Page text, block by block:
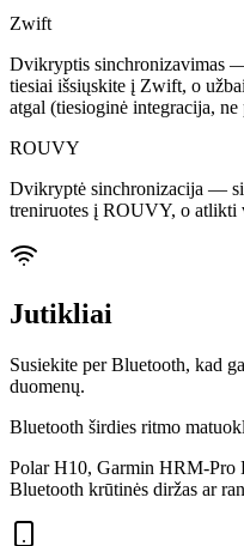
Zwift
Dvikryptis sinchronizavimas
tiesiai išsiųskite į Zwift, o
atgal (tiesioginė integracija, ne
ROUVY
Dvikryptė sinchronizacija —
treniruotes į ROUVY, o atlikti
Jutikliai
Susiekite per Bluetooth, kad
duomenų.
Bluetooth širdies ritmo
Polar H10, Garmin HRM-Pro
Bluetooth krūtinės diržas ar